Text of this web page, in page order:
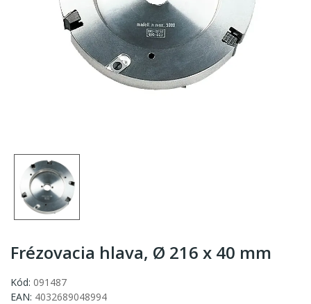
Frézovacia hlava, Ø 216 x 40 mm
Kód: 091487
EAN: 4032689048994